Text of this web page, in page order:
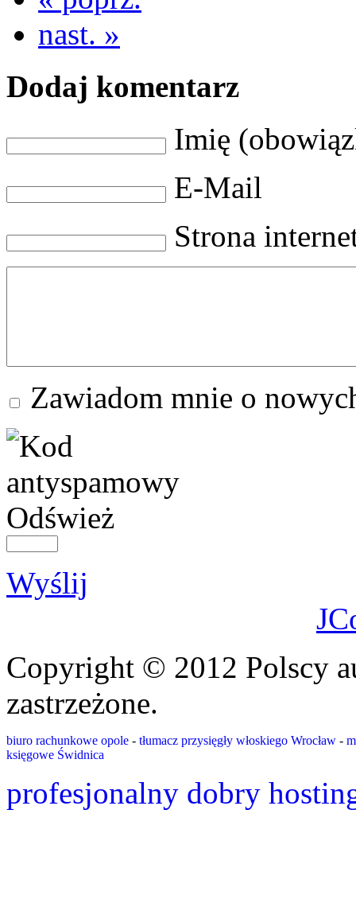
nast. »
Dodaj komentarz
Imię
E-Mail
Strona
Zawiadom mnie o
Odśwież
Wyślij
Copyright © 2012 Polscy
zastrzeżone.
biuro rachunkowe opole - tłumacz przysięgły włoskiego Wrocław -
księgowe Świdnica
profesjonalny dobry